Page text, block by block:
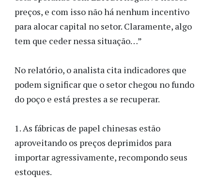
preços, e com isso não há nenhum incentivo
para alocar capital no setor. Claramente, algo
tem que ceder nessa situação…”
No relatório, o analista cita indicadores que
podem significar que o setor chegou no fundo
do poço e está prestes a se recuperar.
1. As fábricas de papel chinesas estão
aproveitando os preços deprimidos para
importar agressivamente, recompondo seus
estoques.